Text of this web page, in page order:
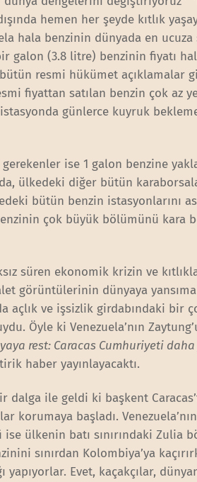
hemen her şeyde kıtlık
hala benzinin dünyada en
galon (3.8 litre) benzinin fiyatı
resmi hükümet açıklamalar
fiyattan satılan benzin çok az
günlerce kuyruk
ise 1 galon benzine
ülkedeki diğer bütün
bütün benzin istasyonlarını
çok büyük bölümünü kara
süren ekonomik krizin ve
görüntülerinin dünyaya
açlık ve işsizlik girdabındaki bir
Öyle ki Venezuela’nın
rest: Caracas Cumhuriyeti
haber yayınlayacaktı.
dalga ile geldi ki başkent
korumaya başladı.
ise ülkenin batı sınırındaki Zulia
sınırdan Kolombiya’ya
yapıyorlar. Evet, kaçakçılar,